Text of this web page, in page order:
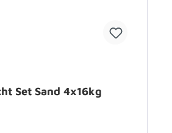
Set Sand 4x16kg